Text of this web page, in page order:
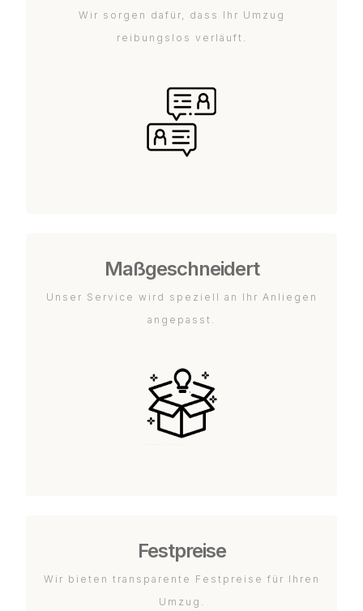
Wir sorgen dafür, dass Ihr Umzug
reibungslos verläuft.
Maßgeschneidert
Unser Service wird speziell an Ihr Anliegen
angepasst.
Festpreise
Wir bieten transparente Festpreise für Ihren
Umzug.